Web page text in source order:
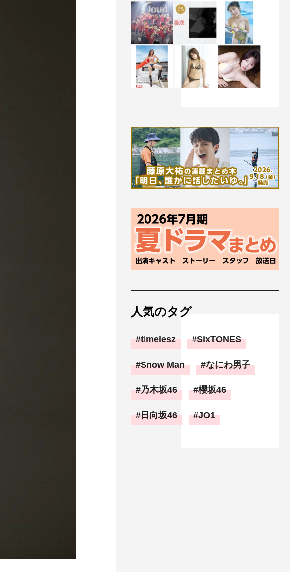
人気のタグ
timelesz SixTONES
Snow Man なにわ男子
乃木坂46 櫻坂46
日向坂46 JO1